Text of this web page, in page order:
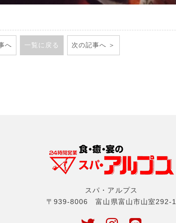
へ 一覧に戻る 次の記事へ
スパ・アルプス
〒939-8006 富山県富山市山室292-1